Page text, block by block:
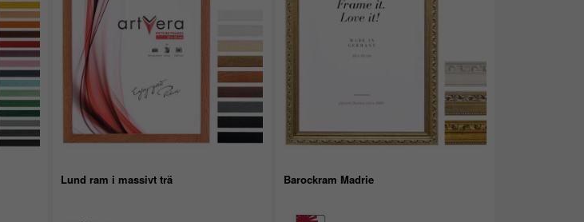
Lund ram i massivt trä Barockram Madrie